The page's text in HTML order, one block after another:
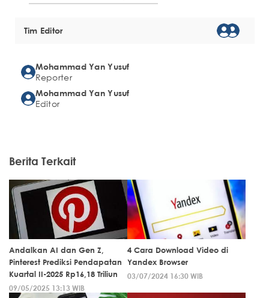
Tim Editor
Mohammad Yan Yusuf
Reporter
Mohammad Yan Yusuf
Editor
Berita Terkait
Andalkan AI dan Gen Z,
Pinterest Prediksi Pendapatan
Kuartal II-2025 Rp16,18 Triliun
09/05/2025 13:13 WIB
4 Cara Download Video di
Yandex Browser
03/07/2024 16:30 WIB